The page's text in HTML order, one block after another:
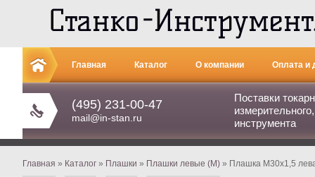
(495) 231-00-47
mail@in-stan.ru
Поставки
инструмента
Главная Каталог О компании Оплата и
Контакты
Главная » Каталог » Плашки » Плашки левые (М) » Плашка М30х1,5